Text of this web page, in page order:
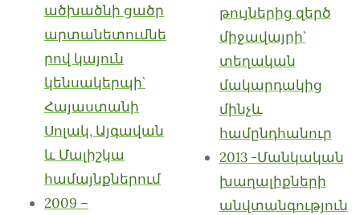
ածխածնի ցածր
արտանետումնե
րով կայուն
կենսակերպի`
Հայաստանի
Սոլակ, Այգավան
և Մալիշկա
համայնքներում
2009 –
թույներից զերծ
միջավայրի`
տեղական
մակարդակից
մինչև
համընդհանուր
2013 -Մանկական
խաղալիքների
անվտանգություն